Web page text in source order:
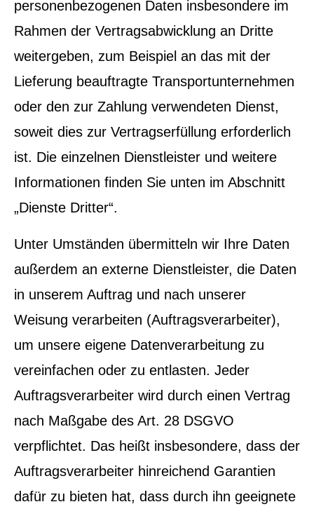
personenbezogenen Daten insbesondere im
Rahmen der Vertragsabwicklung an Dritte
weitergeben, zum Beispiel an das mit der
Lieferung beauftragte Transportunternehmen
oder den zur Zahlung verwendeten Dienst,
soweit dies zur Vertragserfüllung erforderlich
ist. Die einzelnen Dienstleister und weitere
Informationen finden Sie unten im Abschnitt
„Dienste Dritter“.
Unter Umständen übermitteln wir Ihre Daten
außerdem an externe Dienstleister, die Daten
in unserem Auftrag und nach unserer
Weisung verarbeiten (Auftragsverarbeiter),
um unsere eigene Datenverarbeitung zu
vereinfachen oder zu entlasten. Jeder
Auftragsverarbeiter wird durch einen Vertrag
nach Maßgabe des Art. 28 DSGVO
verpflichtet. Das heißt insbesondere, dass der
Auftragsverarbeiter hinreichend Garantien
dafür zu bieten hat, dass durch ihn geeignete